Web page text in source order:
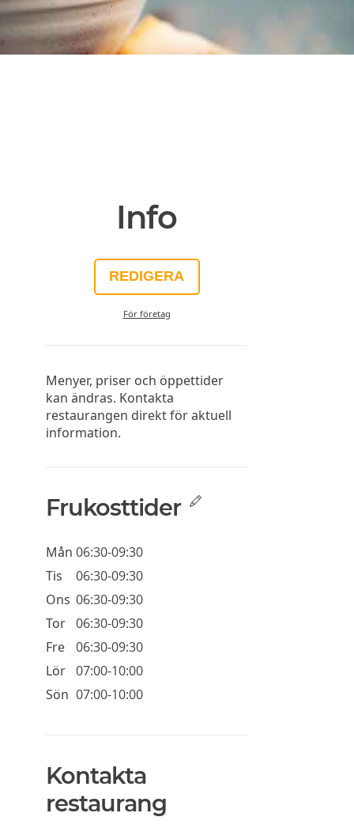
Info
REDIGERA
För företag
Menyer, priser och öppettider
kan ändras. Kontakta
restaurangen direkt för aktuell
information.
Frukosttider
Mån 06:30-09:30
Tis
06:30-09:30
Ons 06:30-09:30
Tor
06:30-09:30
Fre
06:30-09:30
Lör
07:00-10:00
Sön 07:00-10:00
Kontakta
restaurang